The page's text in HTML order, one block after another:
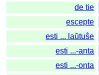
de tie
escepte
esti ... laŭtuŝe
esti ...-anta
esti ...-onta